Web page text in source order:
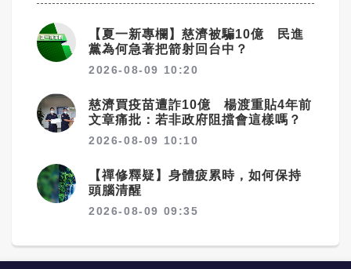
【夏一新專欄】慈濟被騙10億 民進
黨為何急著把箭射回台中？
2026-08-09 10:20
慈濟買疫苗遭詐10億 楊渡重貼4年前
文章痛批：若非政府阻擋會這樣嗎？
2026-08-09 10:10
【禪修釋疑】身體疲累時，如何保持
頭腦清醒
2026-08-09 09:35